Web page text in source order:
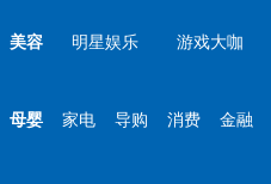
美容 明星娱乐 游戏大咖
母婴 家电 导购 消费 金融